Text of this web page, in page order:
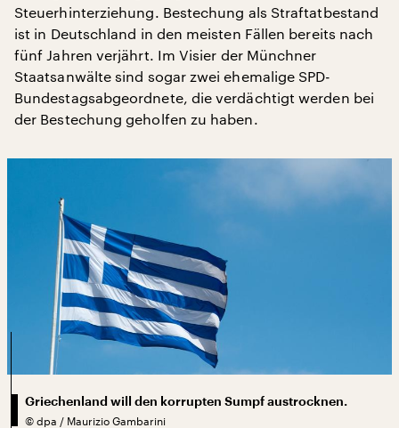
Steuerhinterziehung. Bestechung als Straftatbestand
ist in Deutschland in den meisten Fällen bereits nach
fünf Jahren verjährt. Im Visier der Münchner
Staatsanwälte sind sogar zwei ehemalige SPD-
Bundestagsabgeordnete, die verdächtigt werden bei
der Bestechung geholfen zu haben.
Griechenland will den korrupten Sumpf austrocknen.
© dpa / Maurizio Gambarini